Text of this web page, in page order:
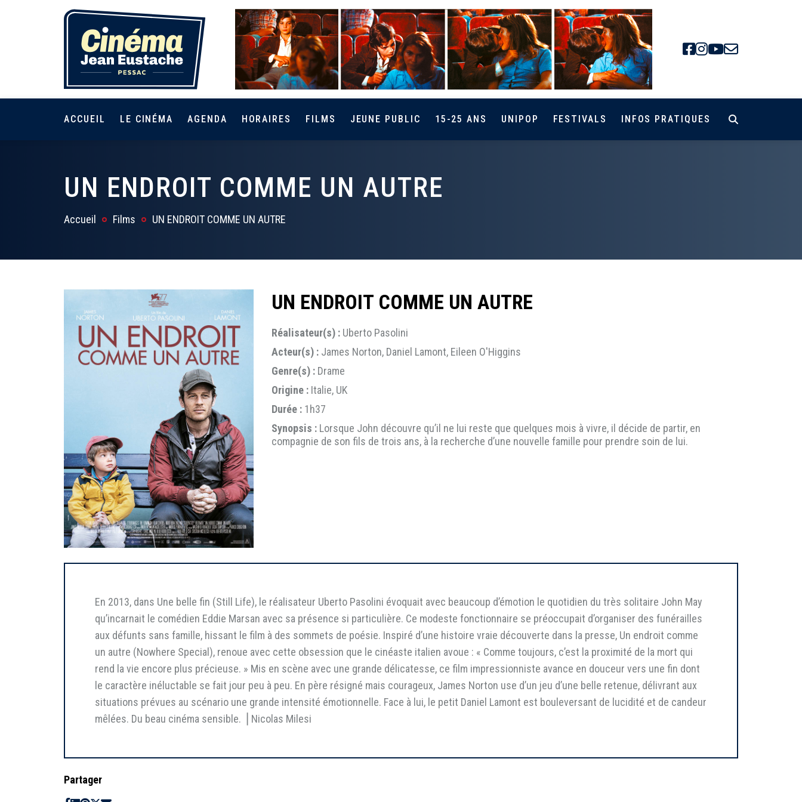
Facebook
Instagram
Youtube
ACCUEIL LE CINÉMA AGENDA HORAIRES FILMS JEUNE PUBLIC 15-25 ANS UNIPOP FESTIVALS INFOS PRATIQUES
UN ENDROIT COMME UN AUTRE
Accueil Films UN ENDROIT COMME UN AUTRE
UN ENDROIT COMME UN AUTRE
Réalisateur(s) : Uberto Pasolini
Acteur(s) : James Norton, Daniel Lamont, Eileen O'Higgins
Genre(s) : Drame
Origine : Italie, UK
Durée : 1h37
Synopsis : Lorsque John découvre qu’il ne lui reste que quelques mois à vivre, il décide de partir, en
compagnie de son fils de trois ans, à la recherche d’une nouvelle famille pour prendre soin de lui.
En 2013, dans Une belle fin (Still Life), le réalisateur Uberto Pasolini évoquait avec beaucoup d’émotion le quotidien du très solitaire John May
qu’incarnait le comédien Eddie Marsan avec sa présence si particulière. Ce modeste fonctionnaire se préoccupait d’organiser des funérailles
aux défunts sans famille, hissant le film à des sommets de poésie. Inspiré d’une histoire vraie découverte dans la presse, Un endroit comme
un autre (Nowhere Special), renoue avec cette obsession que le cinéaste italien avoue : « Comme toujours, c’est la proximité de la mort qui
rend la vie encore plus précieuse. » Mis en scène avec une grande délicatesse, ce film impressionniste avance en douceur vers une fin dont
le caractère inéluctable se fait jour peu à peu. En père résigné mais courageux, James Norton use d’un jeu d’une belle retenue, délivrant aux
situations prévues au scénario une grande intensité émotionnelle. Face à lui, le petit Daniel Lamont est bouleversant de lucidité et de candeur
mêlées. Du beau cinéma sensible. ⎥ Nicolas Milesi
Partager